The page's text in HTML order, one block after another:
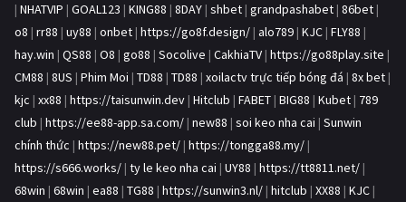
| NHATVIP | GOAL123 | KING88 | 8DAY | shbet | grandpashabet | 86bet |
o8 | rr88 | uy88 | onbet | https://go8f.design/ | alo789 | KJC | FLY88 |
hay.win | QS88 | O8 | go88 | Socolive | CakhiaTV | https://go88play.site |
CM88 | 8US | Phim Moi | TD88 | TD88 | xoilactv trực tiếp bóng đá | 8x bet |
kjc | xx88 | https://taisunwin.dev | Hitclub | FABET | BIG88 | Kubet | 789
club | https://ee88-app.sa.com/ | new88 | soi keo nha cai | Sunwin
chính thức | https://new88.pet/ | https://tongga88.my/ |
https://s666.works/ | ty le keo nha cai | UY88 | https://tt8811.net/ |
68win | 68win | ea88 | TG88 | https://sunwin3.nl/ | hitclub | XX88 | KJC |